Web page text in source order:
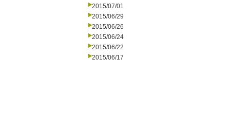
2015/07/01
2015/06/29
2015/06/26
2015/06/24
2015/06/22
2015/06/17